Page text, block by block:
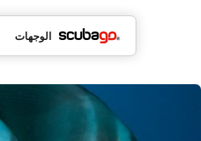
الوجهات